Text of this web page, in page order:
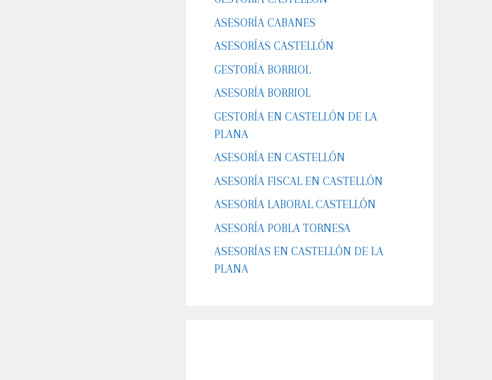
ASESORÍA CABANES
ASESORÍAS CASTELLÓN
GESTORÍA BORRIOL
ASESORÍA BORRIOL
GESTORÍA EN CASTELLÓN DE LA
PLANA
ASESORÍA EN CASTELLÓN
ASESORÍA FISCAL EN CASTELLÓN
ASESORÍA LABORAL CASTELLÓN
ASESORÍA POBLA TORNESA
ASESORÍAS EN CASTELLÓN DE LA
PLANA